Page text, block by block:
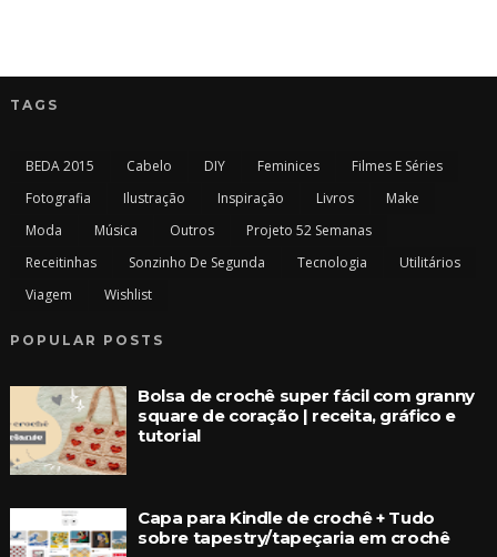
TAGS
BEDA 2015 Cabelo DIY Feminices
Filmes E Séries
Fotografia
Ilustração Inspiração Livros
Make
Moda
Música Outros
Projeto 52 Semanas
Receitinhas
Sonzinho De Segunda Tecnologia
Utilitários
Viagem
Wishlist
POPULAR POSTS
Bolsa de crochê super fácil com granny
square de coração | receita, gráfico e
tutorial
Capa para Kindle de crochê + Tudo
sobre tapestry/tapeçaria em crochê